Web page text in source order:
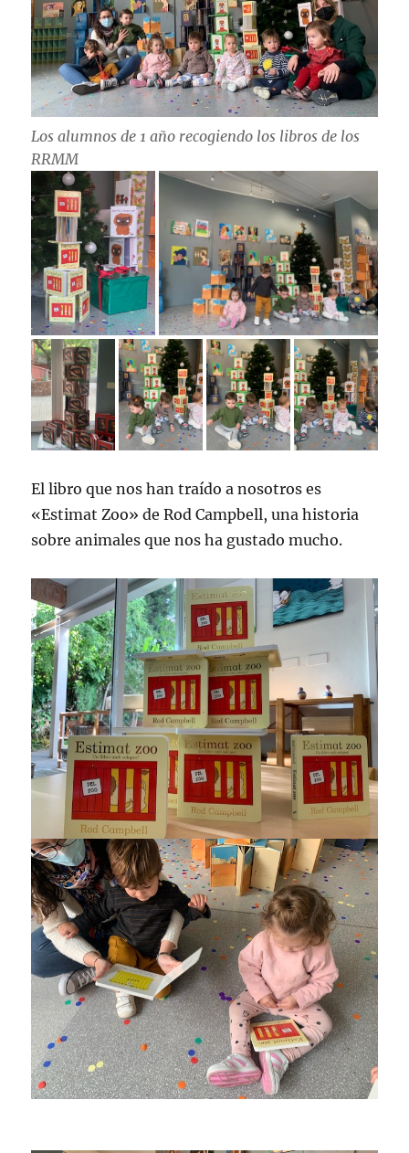
Los alumnos de 1 año recogiendo los libros de los
RRMM
El libro que nos han traído a nosotros es
«Estimat Zoo» de Rod Campbell, una historia
sobre animales que nos ha gustado mucho.